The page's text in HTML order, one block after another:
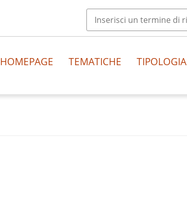
HOMEPAGE TEMATICHE TIPOLOGIA